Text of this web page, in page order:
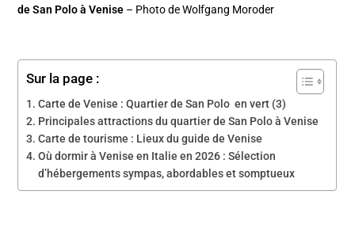
de San Polo à Venise – Photo de Wolfgang Moroder
Sur la page :
Carte de Venise : Quartier de San Polo en vert (3)
Principales attractions du quartier de San Polo à Venise
Carte de tourisme : Lieux du guide de Venise
Où dormir à Venise en Italie en 2026 : Sélection
d’hébergements sympas, abordables et somptueux